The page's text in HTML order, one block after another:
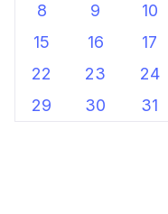
8
9 10
15
16 17
22
23 24
29
30 31